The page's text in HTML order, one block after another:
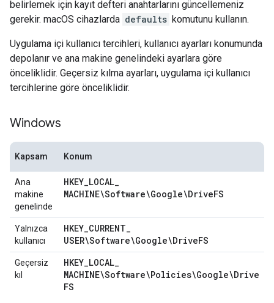
belirlemek için kayıt defteri anahtarlarını güncellemeniz
gerekir. macOS cihazlarda defaults komutunu kullanın.
Uygulama içi kullanıcı tercihleri, kullanıcı ayarları konumunda
depolanır ve ana makine genelindeki ayarlara göre
önceliklidir. Geçersiz kılma ayarları, uygulama içi kullanıcı
tercihlerine göre önceliklidir.
Windows
Kapsam Konum
Ana
makine
genelinde
HKEY_LOCAL_
MACHINE\Software\Google\DriveFS
Yalnızca
kullanıcı
HKEY_CURRENT_
USER\Software\Google\DriveFS
Geçersiz
kıl
HKEY_LOCAL_
MACHINE\Software\Policies\Google\Drive
FS